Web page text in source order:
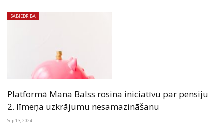
SABIEDRĪBA
Platformā Mana Balss rosina iniciatīvu par pensiju
2. līmeņa uzkrājumu nesamazināšanu
Sep 13, 2024